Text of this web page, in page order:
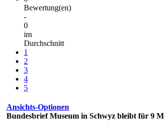
Bewertung(en)
-
0
im
Durchschnitt
1
2
3
4
5
Ansichts-Optionen
Bundesbrief Museum in Schwyz bleibt für 9